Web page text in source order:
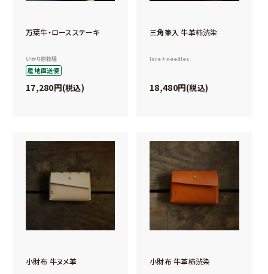
万葉牛・ロースステーキ
いかり原牧場
産地直送便
17,280 税込
三角筆入 牛革柿渋染
lore + needles
18,480 税込
小財布 牛ヌメ革 小財布 牛革柿渋染